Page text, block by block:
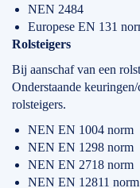
NEN 2484
Europese EN 131
Rolsteigers
Bij aanschaf van een
Onderstaande
rolsteigers.
NEN EN 1004 norm
NEN EN 1298 norm
NEN EN 2718 norm
NEN EN 12811 norm